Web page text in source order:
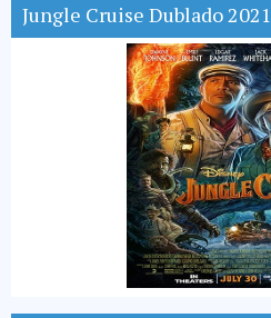
Jungle Cruise Dublado 2021